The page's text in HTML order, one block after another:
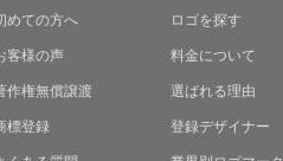
めての方へ
ロゴを探す
客様の声
料金について
作権無償譲渡
選ばれる理由
標登録
登録デザイナー